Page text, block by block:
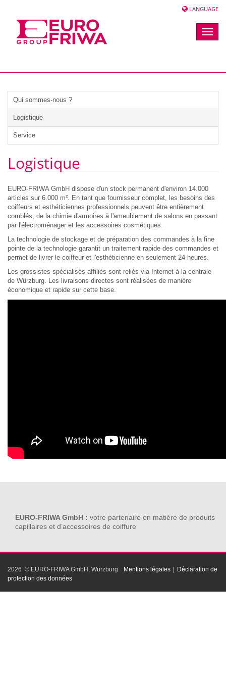
LANGUAGE
Toggle
Qui sommes-nous ?
Logistique
Service
Logistique
EURO-FRIWA GmbH dispose d'un stock permanent d'environ 14.000
articles sur 6.000 m². En tant que fournisseur complet, les besoins des
coiffeurs et esthéticiennes professionnels peuvent être entièrement
comblés, de la chimie d'armoires à l'ameublement de salons en passant
par l'électroménager et les accessoires cosmétiques.
La technologie de stockage et de préparation des commandes à la fine
pointe de la technologie garantit un traitement rapide des commandes et
permet de livrer le coiffeur et l'esthéticienne en seulement 24 heures.
Les grossistes spécialisés affiliés sont reliés via Internet à la centrale
de Würzburg. Les livraisons directes sont réalisées de manière
économique et rapide sur cette base.
EURO-FRIWA GmbH : votre partenaire en matière de produits
capillaires et d’accessoires de coiffure
2026 © EURO-FRIWA GmbH, Würzburg Mentions légales
Déclaration de
protection des données